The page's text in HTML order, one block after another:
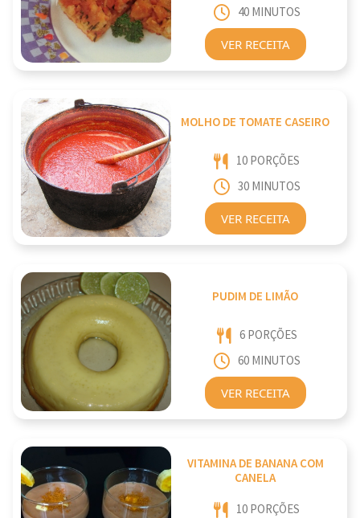
40 MINUTOS
VER RECEITA
MOLHO DE TOMATE CASEIRO
10 PORÇÕES
30 MINUTOS
VER RECEITA
PUDIM DE LIMÃO
6 PORÇÕES
60 MINUTOS
VER RECEITA
VITAMINA DE BANANA COM
CANELA
10 PORÇÕES